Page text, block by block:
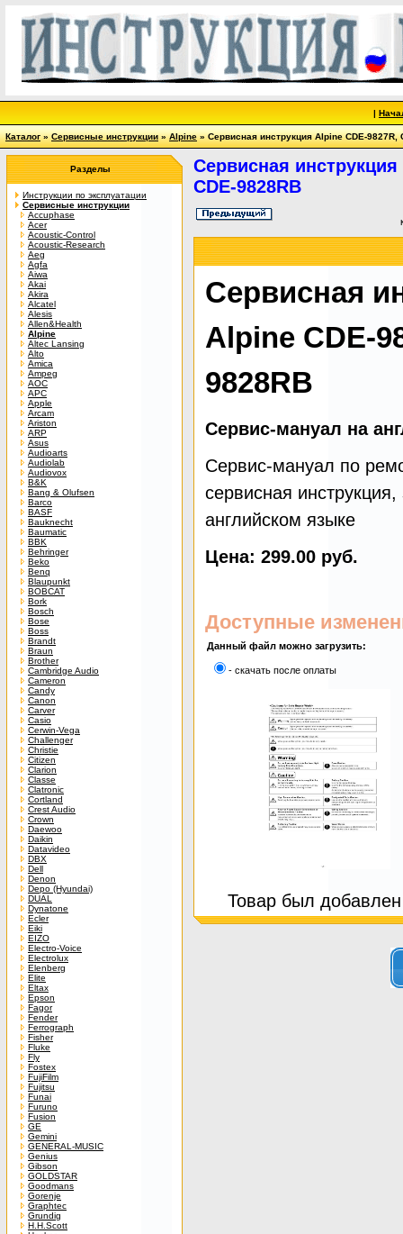
|
Каталог»Сервисные инструкции»Alpine» Сервисная инструкция Alpine CDE-9827R,
Разделы
Инструкции по эксплуатации
Сервисные инструкции
Accuphase
Acer
Acoustic-Control
Acoustic-Research
Aeg
Agfa
Aiwa
Akai
Akira
Alcatel
Alesis
Allen&Health
Alpine
Altec Lansing
Alto
Amica
Ampeg
AOC
APC
Apple
Arcam
Ariston
ARP
Asus
Audioarts
Audiolab
Audiovox
B&K
Bang & Olufsen
Barco
BASF
Bauknecht
Baumatic
BBK
Behringer
Beko
Benq
Blaupunkt
BOBCAT
Bork
Bosch
Bose
Boss
Brandt
Braun
Brother
Cambridge Audio
Cameron
Candy
Canon
Carver
Casio
Cerwin-Vega
Challenger
Christie
Citizen
Clarion
Classe
Clatronic
Cortland
Crest Audio
Crown
Daewoo
Daikin
Datavideo
DBX
Dell
Denon
Depo (Hyundai)
DUAL
Dynatone
Ecler
Eiki
EIZO
Electro-Voice
Electrolux
Elenberg
Elite
Eltax
Epson
Fagor
Fender
Ferrograph
Fisher
Fluke
Fly
Fostex
FujiFilm
Fujitsu
Funai
Furuno
Fusion
GE
Gemini
GENERAL-MUSIC
Genius
Gibson
GOLDSTAR
Goodmans
Gorenje
Graphtec
Grundig
H.H.Scott
Сервисная
CDE-9828RB
Сервисная
Alpine CDE-
9828RB
Сервис-мануал на
Сервис-мануал по
сервисная
английском языке
Цена: 299.00 руб.
Доступные
Данный файл можно загрузить:
- скачать после оплаты
Товар был